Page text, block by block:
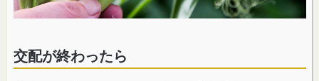
交配が終わったら